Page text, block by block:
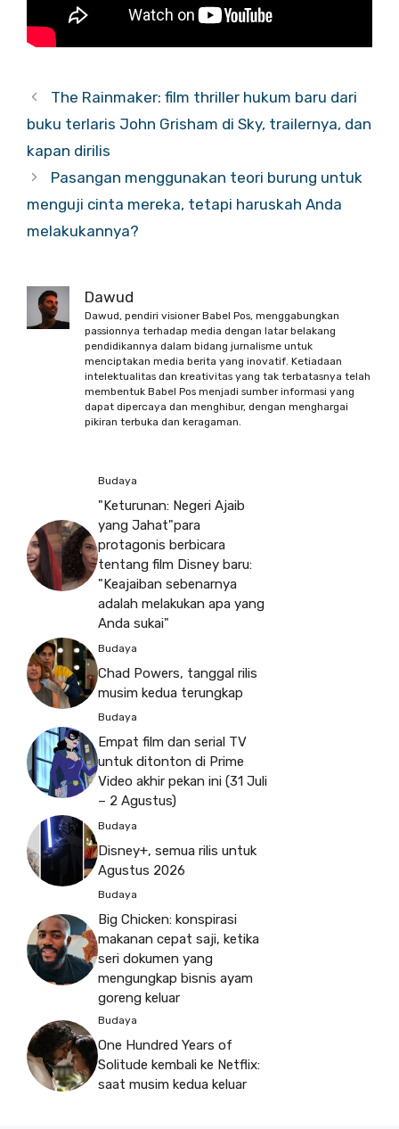
The Rainmaker: film thriller hukum baru dari
buku terlaris John Grisham di Sky, trailernya, dan
kapan dirilis
Pasangan menggunakan teori burung untuk
menguji cinta mereka, tetapi haruskah Anda
melakukannya?
Dawud
Dawud, pendiri visioner Babel Pos, menggabungkan
passionnya terhadap media dengan latar belakang
pendidikannya dalam bidang jurnalisme untuk
menciptakan media berita yang inovatif. Ketiadaan
intelektualitas dan kreativitas yang tak terbatasnya telah
membentuk Babel Pos menjadi sumber informasi yang
dapat dipercaya dan menghibur, dengan menghargai
pikiran terbuka dan keragaman.
Budaya
"Keturunan: Negeri Ajaib
yang Jahat"para
protagonis berbicara
tentang film Disney baru:
"Keajaiban sebenarnya
adalah melakukan apa yang
Anda sukai"
Budaya
Chad Powers, tanggal rilis
musim kedua terungkap
Budaya
Empat film dan serial TV
untuk ditonton di Prime
Video akhir pekan ini (31 Juli
– 2 Agustus)
Budaya
Disney+, semua rilis untuk
Agustus 2026
Budaya
Big Chicken: konspirasi
makanan cepat saji, ketika
seri dokumen yang
mengungkap bisnis ayam
goreng keluar
Budaya
One Hundred Years of
Solitude kembali ke Netflix:
saat musim kedua keluar